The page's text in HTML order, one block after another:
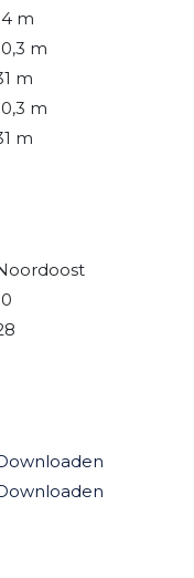
m
m
m
m
m